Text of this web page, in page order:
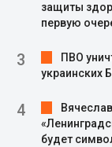
защиты
первую
ПВО
украинских
будет